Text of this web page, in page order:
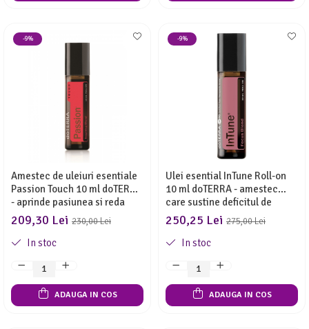
-9%
Amestec de uleiuri esentiale
Passion Touch 10 ml doTERRA
- aprinde pasiunea si reda
buna-dispozitie230,00 Lei
209,30 Lei
In stoc
ADAUGA IN COS
-9%
Ulei esential InTune Roll-on
10 ml doTERRA - amestec
care sustine deficitul de
atentie si concentrare!
275,00 Lei
250,25 Lei
In stoc
ADAUGA IN COS